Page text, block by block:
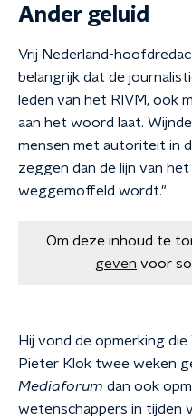
Ander geluid
Vrij Nederland-
belangrijk dat de
leden van het RIVM, ook
aan het woord laat.
mensen met autoriteit in
zeggen dan de lijn van
weggemoffeld wordt."
Om deze inhoud te
geven voor
Hij vond de opmerking
Pieter Klok twee weken
Mediaforum dan ook
wetenschappers in tijden